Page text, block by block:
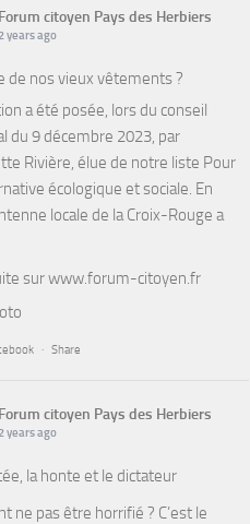
Forum citoyen Pays des Herbiers
years ago
de nos vieux vêtements ?
a été posée, lors du conseil
du 9 décembre 2023, par
Rivière, élue de notre liste Pour
écologique et sociale. En
locale de la Croix-Rouge a
surwww.forum-citoyen.fr
· Share
Forum citoyen Pays des Herbiers
years ago
la honte et le dictateur
ne pas être horrifié ? C’est le